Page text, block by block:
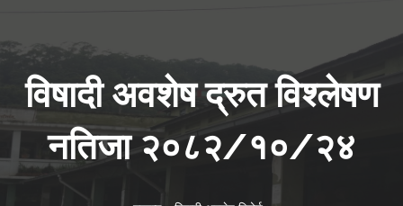
विषादी अवशेष द्रुत विश्लेषण
नतिजा २०८२/१०/२४